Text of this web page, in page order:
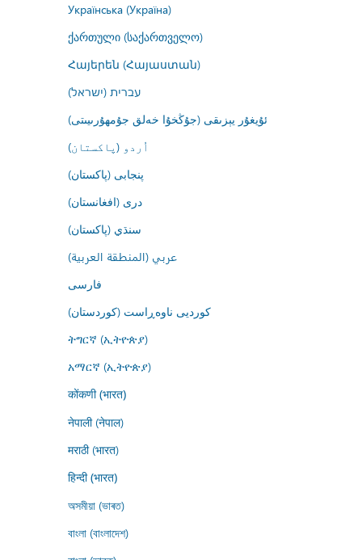
Українська (Україна)
ქართული (საქართველო)
Հայերեն (Հայաստան)
עברית (ישראל)
ئۇيغۇر يېزىقى (جۇڭخۇا خەلق جۇمھۇرىيىتى)
اُردو (پاکستان)
پنجابی (پاکستان)
درى (افغانستان)
سنڌي (پاکستان)
عربي (المنطقة العربية)
فارسى
کوردیی ناوەڕاست (کوردستان)
ትግርኛ (ኢትዮጵያ)
አማርኛ (ኢትዮጵያ)
कोंकणी (भारत)
नेपाली (नेपाल)
मराठी (भारत)
हिन्दी (भारत)
অসমীয়া (ভাৰত)
বাংলা (বাংলাদেশ)